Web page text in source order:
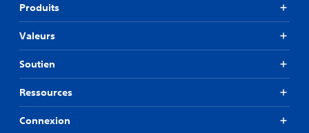
Produits
Valeurs
Soutien
Ressources
Connexion